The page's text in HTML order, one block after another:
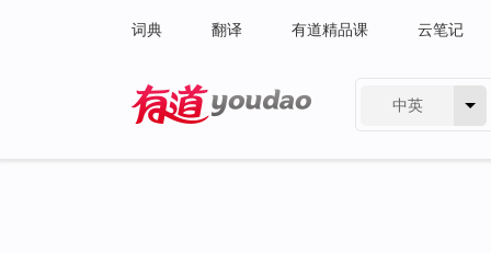
词典 翻译 有道精品课 云笔记
中英